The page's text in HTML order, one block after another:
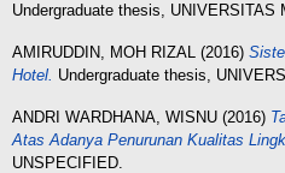
Undergraduate thesis, UNIVERSITAS
AMIRUDDIN, MOH RIZAL (2016)
Hotel. Undergraduate thesis,
ANDRI WARDHANA, WISNU (2016)
Atas Adanya Penurunan Kualitas
UNSPECIFIED.